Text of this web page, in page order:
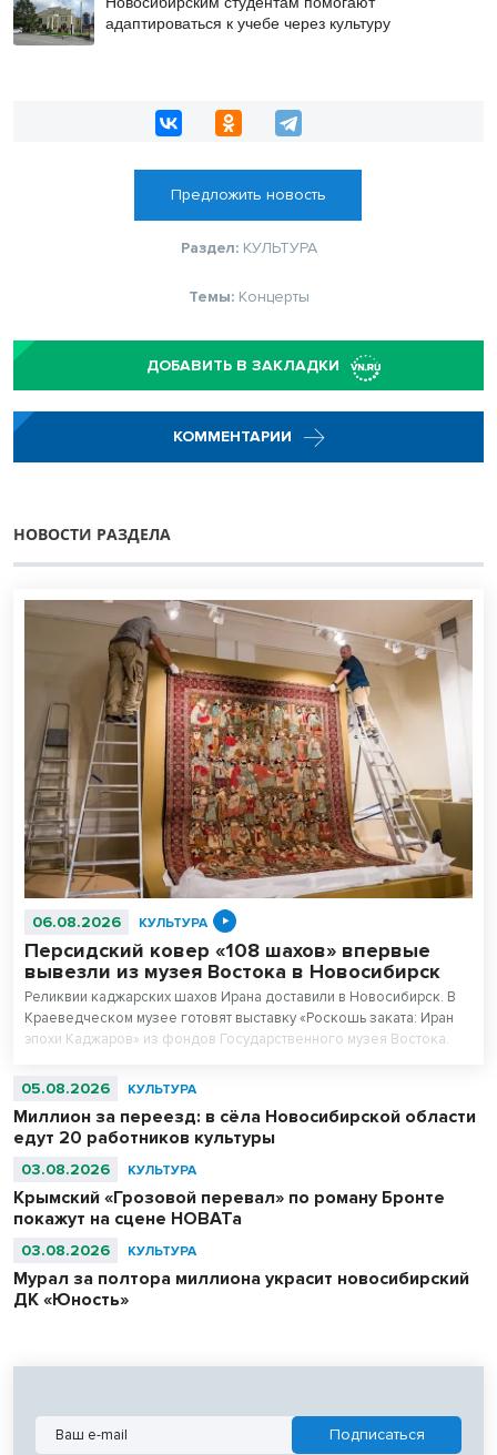
адаптироваться к учебе через культуру
Предложить новость
Раздел: КУЛЬТУРА
Темы: Концерты
ДОБАВИТЬ В ЗАКЛАДКИ
КОММЕНТАРИИ
НОВОСТИ РАЗДЕЛА
06.08.2026 КУЛЬТУРА
Персидский ковер «108 шахов» впервые
вывезли из музея Востока в Новосибирск
Реликвии каджарских шахов Ирана доставили в Новосибирск. В
Краеведческом музее готовят выставку «Роскошь заката: Иран
эпохи Каджаров» из фондов Государственного музея Востока.
сотканный для последнего шаха династии – 11-летнего Султан
05.08.2026 КУЛЬТУРА
Миллион за переезд: в сёла Новосибирской области
едут 20 работников культуры
03.08.2026 КУЛЬТУРА
Крымский «Грозовой перевал» по роману Бронте
покажут на сцене НОВАТа
03.08.2026 КУЛЬТУРА
Мурал за полтора миллиона украсит новосибирский
ДК «Юность»